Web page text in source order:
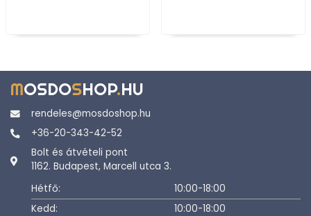
MOSDOSHOP.HU
rendeles@mosdoshop.hu
+36-20-343-42-52
Bolt és átvételi pont
1162. Budapest, Marcell utca 3.
Hétfő:
10:00-18:00
Kedd:
10:00-18:00